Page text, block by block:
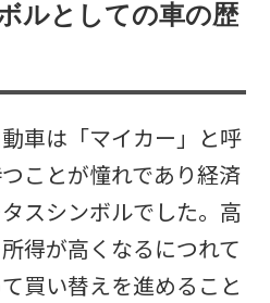
ルとしての車の歴
車は「マイカー」と呼
ことが憧れであり経済
スシンボルでした。高
得が高くなるにつれて
買い替えを進めること